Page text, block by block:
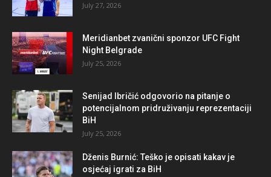
July 27, 2026
Meridianbet zvanični sponzor UFC Fight
Night Belgrade
July 25, 2026
Senijad Ibričić odgovorio na pitanje o
potencijalnom pridruživanju reprezentaciji
BiH
July 25, 2026
Dženis Burnić: Teško je opisati kakav je
osjećaj igrati za BiH